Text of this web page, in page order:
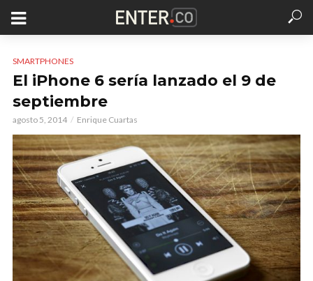
SMARTPHONES
El iPhone 6 sería lanzado el 9 de
septiembre
agosto 5, 2014 Enrique Cuartas